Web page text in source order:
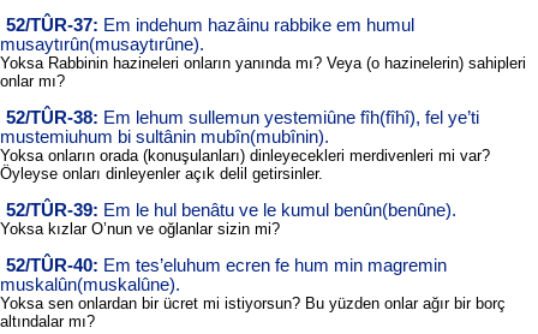
52/TÛR-37: Em indehum hazâinu rabbike em humul
musaytırûn(musaytırûne).
Yoksa Rabbinin hazineleri onların yanında mı? Veya (o hazinelerin) sahipleri
onlar mı?
52/TÛR-38: Em lehum sullemun yestemiûne fîh(fîhî), fel ye’ti
mustemiuhum bi sultânin mubîn(mubînin).
Yoksa onların orada (konuşulanları) dinleyecekleri merdivenleri mi var?
Öyleyse onları dinleyenler açık delil getirsinler.
52/TÛR-39: Em le hul benâtu ve le kumul benûn(benûne).
Yoksa kızlar O’nun ve oğlanlar sizin mi?
52/TÛR-40: Em tes’eluhum ecren fe hum min magremin
muskalûn(muskalûne).
Yoksa sen onlardan bir ücret mi istiyorsun? Bu yüzden onlar ağır bir borç
altındalar mı?